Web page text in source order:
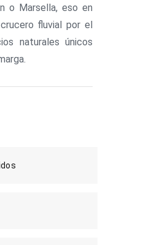
o Marsella, eso en
fluvial por el
naturales únicos